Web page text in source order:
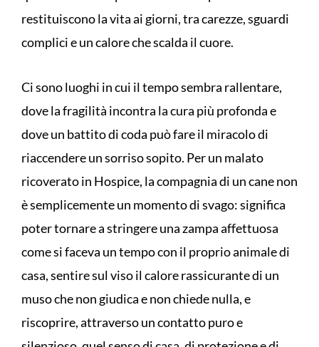
restituiscono la vita ai giorni, tra carezze, sguardi
complici e un calore che scalda il cuore.
Ci sono luoghi in cui il tempo sembra rallentare,
dove la fragilità incontra la cura più profonda e
dove un battito di coda può fare il miracolo di
riaccendere un sorriso sopito. Per un malato
ricoverato in Hospice, la compagnia di un cane non
è semplicemente un momento di svago: significa
poter tornare a stringere una zampa affettuosa
come si faceva un tempo con il proprio animale di
casa, sentire sul viso il calore rassicurante di un
muso che non giudica e non chiede nulla, e
riscoprire, attraverso un contatto puro e